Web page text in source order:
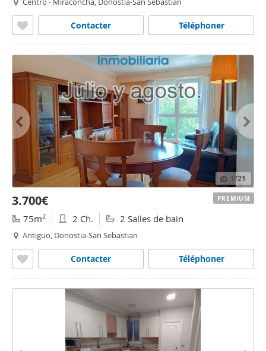
Téléphoner
Contacter
1/21
3.700€
75m2 2 Ch. 2 Salles de bain
Antiguo, Donostia-San Sebastian
Téléphoner
Contacter
PREMIUM